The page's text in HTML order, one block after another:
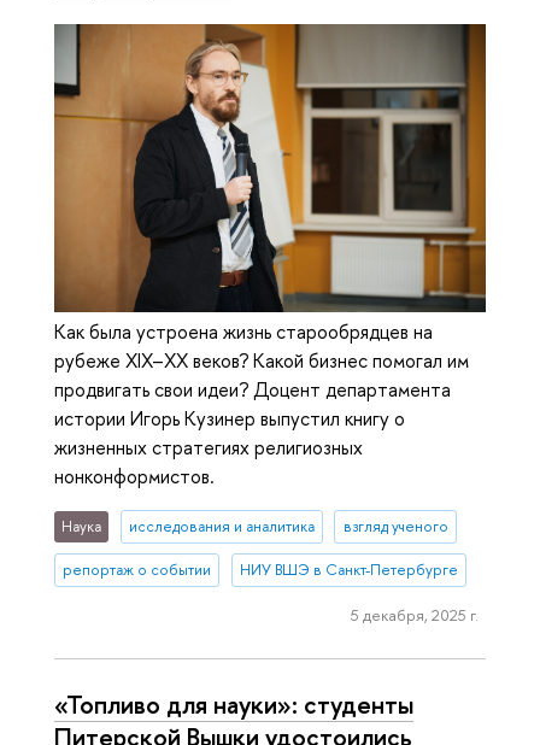
Как была устроена жизнь старообрядцев на
рубеже XIX–XX веков? Какой бизнес помогал им
продвигать свои идеи? Доцент департамента
истории Игорь Кузинер выпустил книгу о
жизненных стратегиях религиозных
нонконформистов.
Наука исследования и аналитика взгляд ученого
репортаж о событии НИУ ВШЭ в Санкт-Петербурге
5 декабря, 2025 г.
«Топливо для науки»: студенты
Питерской Вышки удостоились